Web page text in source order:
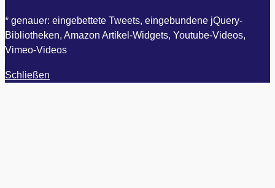
* genauer: eingebettete Tweets, eingebundene jQuery-
Bibliotheken, Amazon Artikel-Widgets, Youtube-Videos,
Vimeo-Videos
Schließen